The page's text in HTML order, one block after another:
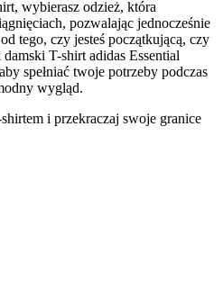
wybierasz odzież, która
pozwalając jednocześnie
tego, czy jesteś początkującą, czy
T-shirt adidas Essential
spełniać twoje potrzeby podczas
wygląd.
i przekraczaj swoje granice